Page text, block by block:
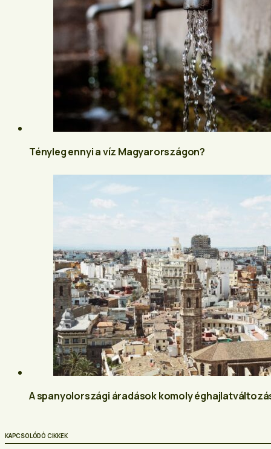
Tényleg ennyi a víz Magyarországon?
A spanyolországi áradások komoly
KAPCSOLÓDÓ CIKKEK